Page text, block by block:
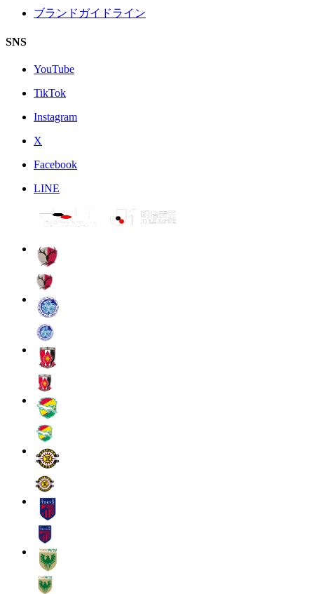
ブランドガイドライン
SNS
YouTube
TikTok
Instagram
X
Facebook
LINE